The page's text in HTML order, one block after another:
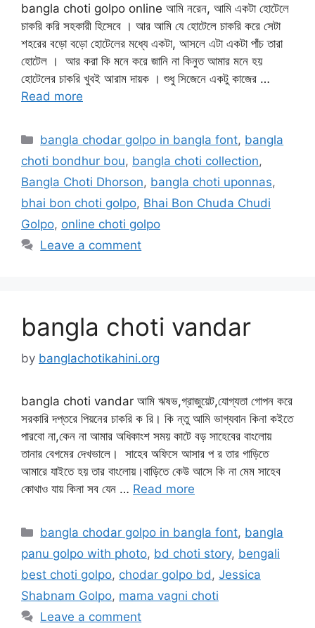
bangla choti golpo online আমি নরেন, আমি একটা হোটেলে
চাকরি করি সহকারী হিসেবে । আর আমি যে হোটেলে চাকরি করে সেটা
শহরের বড়ো বড়ো হোটেলের মধ্যে একটা, আসলে এটা একটা পাঁচ তারা
হোটেল । আর করা কি মনে করে জানি না কিনুত আমার মনে হয়
হোটেলের চাকরি খুবই আরাম দায়ক । শুধু সিজেনে একটু কাজের …
Read more
Categories
bangla chodar golpo in bangla font, bangla
choti bondhur bou, bangla choti collection,
Bangla Choti Dhorson, bangla choti uponnas,
bhai bon choti golpo, Bhai Bon Chuda Chudi
Golpo, online choti golpo
Leave a comment
bangla choti vandar
by banglachotikahini.org
bangla choti vandar আমি ঋষভ,গ্রাজুয়েট,যোগ্যতা গোপন করে
সরকারি দপ্তরে পিয়নের চাকরি ক রি। কি ন্তু আমি ভাগ্যবান কিনা কইতে
পারবো না,কেন না আমার অধিকাংশ সময় কাটে বড় সাহেবের বাংলোয়
তানার বেগমের দেখভালে। সাহেব অফিসে আসার প র তার গাড়িতে
আমারে যাইতে হয় তার বাংলোয়।বাড়িতে কেউ আসে কি না মেম সাহেব
কোথাও যায় কিনা সব যেন … Read more
Categories
bangla chodar golpo in bangla font, bangla
panu golpo with photo, bd choti story, bengali
best choti golpo, chodar golpo bd , Jessica
Shabnam Golpo, mama vagni choti
Leave a comment